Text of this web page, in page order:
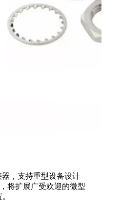
器，支持重型设备设计
将扩展广受欢迎的微型